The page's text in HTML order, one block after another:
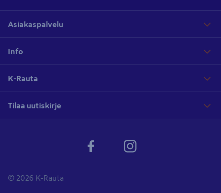
Asiakaspalvelu
Info
K-Rauta
Tilaa uutiskirje
© 2026 K-Rauta